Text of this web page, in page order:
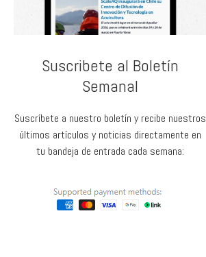
Suscribete al Boletín
Semanal
Suscríbete a nuestro boletín y recibe nuestros
últimos artículos y noticias directamente en
tu bandeja de entrada cada semana: